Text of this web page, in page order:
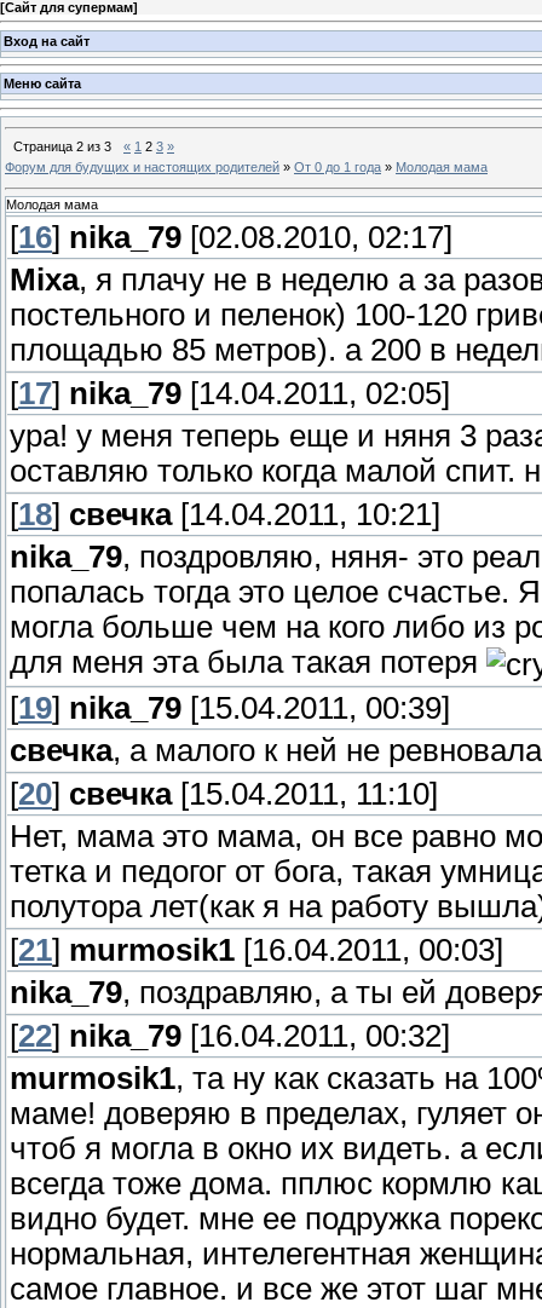
[Сайт для супермам]
Вход на сайт
Меню сайта
Страница 2 из 3 « 1 2 3 »
Форум для будущих и настоящих родителей » От 0 до 1 года » Молодая мама
Молодая мама
[16] nika_79 [02.08.2010, 02:17]
Mixa, я плачу не в неделю а за
постельного и пеленок) 100-120
площадью 85 метров). а 200 в
[17] nika_79 [14.04.2011, 02:05]
ура! у меня теперь еще и няня 3
оставляю только когда малой спит.
[18] свечка[14.04.2011, 10:21]
nika_79, поздровляю, няня- это
попалась тогда это целое
могла больше чем на кого либо из
для меня эта была такая потеря
[19] nika_79 [15.04.2011, 00:39]
свечка, а малого к ней не
[20] свечка[15.04.2011, 11:10]
Нет, мама это мама, он все равно
тетка и педогог от бога, такая
полутора лет(как я на работу
[21] murmosik1 [16.04.2011, 00:03]
nika_79, поздравляю, а ты ей
[22] nika_79 [16.04.2011, 00:32]
murmosik1, та ну как сказать на
маме! доверяю в пределах, гуляет
чтоб я могла в окно их видеть. а
всегда тоже дома. пплюс кормлю
видно будет. мне ее подружка
нормальная, интелегентная
самое главное. и все же этот шаг